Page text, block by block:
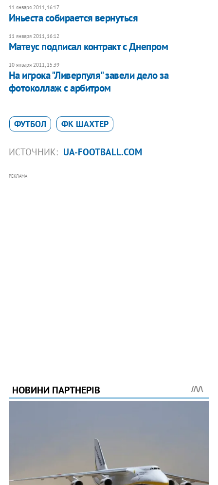
11 января 2011, 16:17
Иньеста собирается вернуться
11 января 2011, 16:12
Матеус подписал контракт с Днепром
10 января 2011, 15:39
На игрока "Ливерпуля" завели дело за
фотоколлаж с арбитром
ФУТБОЛ ФК ШАХТЕР
ИСТОЧНИК: UA-FOOTBALL.COM
РЕКЛАМА